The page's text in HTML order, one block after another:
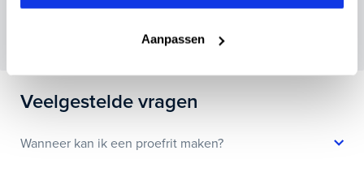
Aanpassen
Veelgestelde vragen
Wanneer kan ik een proefrit maken?